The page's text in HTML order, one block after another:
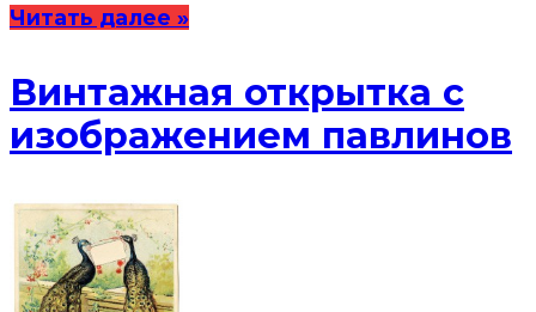
Читать далее »
Винтажная открытка с
изображением павлинов